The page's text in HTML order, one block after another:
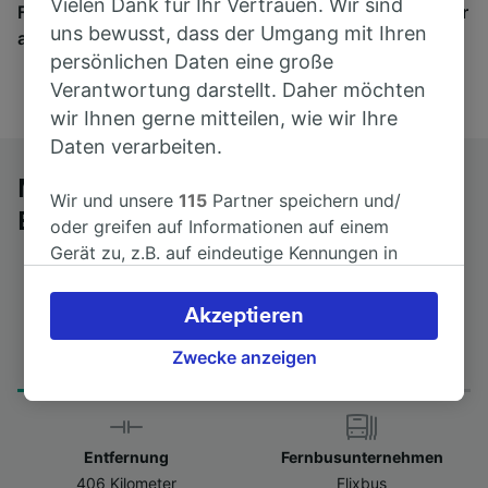
Finden Sie hier Fahrkarten für Verbindungen von mehr
als 170 Bahn- und Busunternehmen.
Mit dem Fernbus von Dresden nach
Bremen Hbf
Fahrtdauer
from 8Std 0min
Erster und letzter Bus
14:15 - 14:15
Entfernung
406 Kilometer
Fernbusunternehmen
Flixbus
Vielen Dank für Ihr Vertrauen. Wir sind
uns bewusst, dass der Umgang mit Ihren
persönlichen Daten eine große
Verantwortung darstellt. Daher möchten
wir Ihnen gerne mitteilen, wie wir Ihre
Daten verarbeiten.
Wir und unsere115 Partner speichern und/
oder greifen auf Informationen auf einem
Gerät zu, z.B. auf eindeutige Kennungen in
verarbeiten. Sie können Ihre Präferenzen
akzeptieren oder verwalten, einschließlich
Ihres Widerspruchsrechts bei berechtigtem
besuchen Sie jederzeit die Seite der
Datenschutzrichtlinie. Diese Präferenzen
werden unseren Partnern signalisiert und
Zwecke anzeigen
Akzeptieren